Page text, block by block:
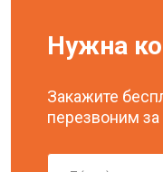
Нужна
Закажите
перезвоним